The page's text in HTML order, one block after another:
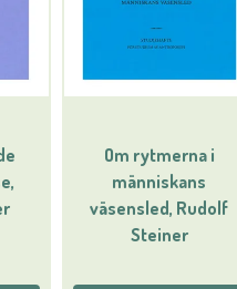
Om rytmerna i
människans
väsensled, Rudolf
Steiner